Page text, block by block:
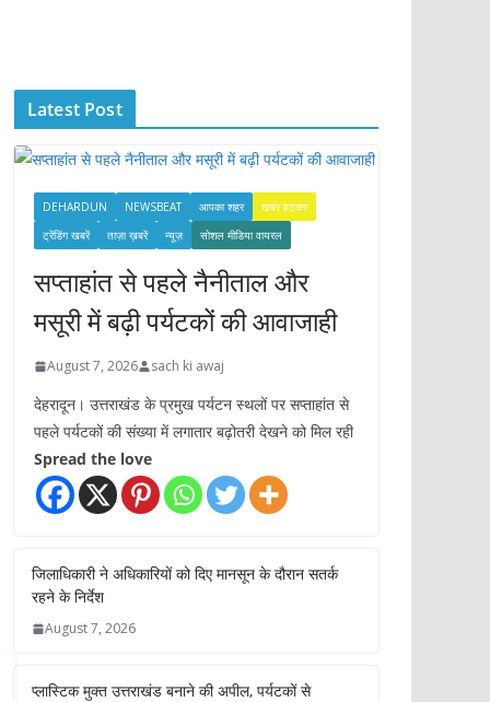
e
s
Latest Post
DEHARDUN NEWSBEAT आपका शहर
खबर हटकर
ट्रेंडिंग खबरें
ताज़ा ख़बरें न्यूज़ सोशल मीडिया वायरल
सप्ताहांत से पहले नैनीताल और
मसूरी में बढ़ी पर्यटकों की आवाजाही
August 7, 2026 sach ki awaj
देहरादून। उत्तराखंड के प्रमुख पर्यटन स्थलों पर सप्ताहांत से
पहले पर्यटकों की संख्या में लगातार बढ़ोतरी देखने को मिल रही
Spread the love
जिलाधिकारी ने अधिकारियों को दिए मानसून के दौरान सतर्क
रहने के निर्देश
August 7, 2026
प्लास्टिक मुक्त उत्तराखंड बनाने की अपील, पर्यटकों से